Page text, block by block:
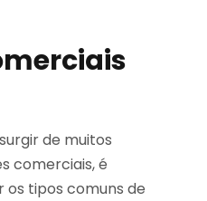
de muitos
comerciais, é
tipos comuns de